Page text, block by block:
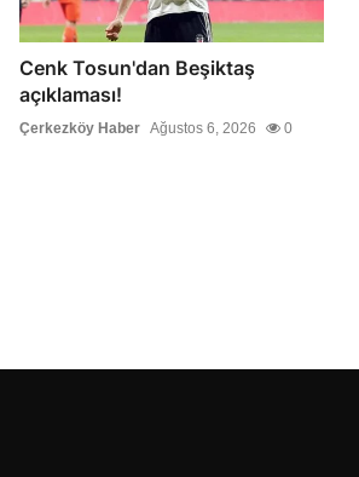
Cenk Tosun'dan Beşiktaş
açıklaması!
Çerkezköy Haber Ağustos 6, 2026 0